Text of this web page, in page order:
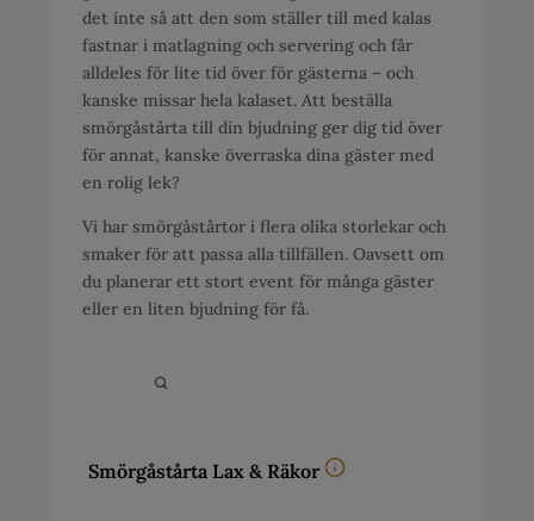
det inte så att den som ställer till med kalas
fastnar i matlagning och servering och får
alldeles för lite tid över för gästerna – och
kanske missar hela kalaset. Att beställa
smörgåstårta till din bjudning ger dig tid över
för annat, kanske överraska dina gäster med
en rolig lek?
Vi har smörgåstårtor i flera olika storlekar och
smaker för att passa alla tillfällen. Oavsett om
du planerar ett stort event för många gäster
eller en liten bjudning för få.
Smörgåstårta Lax & Räkor